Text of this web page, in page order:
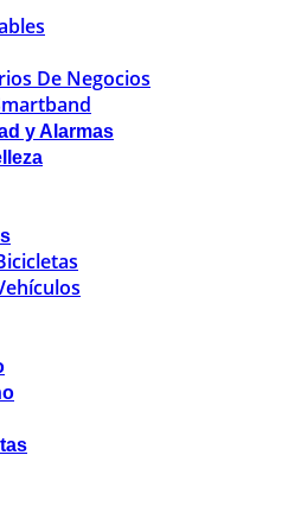
De Negocios
y Alarmas